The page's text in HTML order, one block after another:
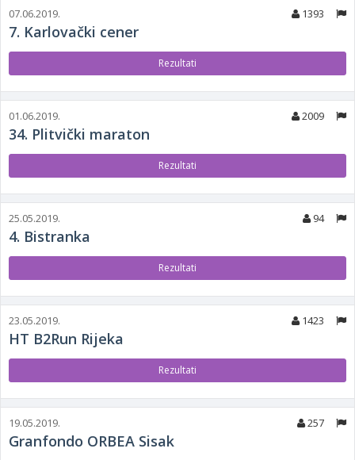
07.06.2019. 1393
7. Karlovački cener
Rezultati
01.06.2019. 2009
34. Plitvički maraton
Rezultati
25.05.2019. 94
4. Bistranka
Rezultati
23.05.2019. 1423
HT B2Run Rijeka
Rezultati
19.05.2019. 257
Granfondo ORBEA Sisak